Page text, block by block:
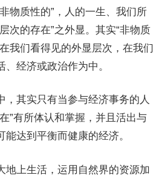
物质性的”，人的一生、我们所
次的存在”之外显。其实“非物质
我们看得见的外显层次，在我们
经济或政治作为中。
，其实只有当参与经济事务的人
”有所体认和掌握，并且活出与
达到平衡而健康的经济。
地上生活，运用自然界的资源加